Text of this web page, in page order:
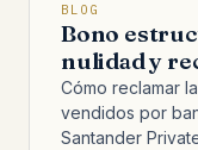
BLOG
Bono
nulidad y
Cómo reclamar
vendidos por
Santander